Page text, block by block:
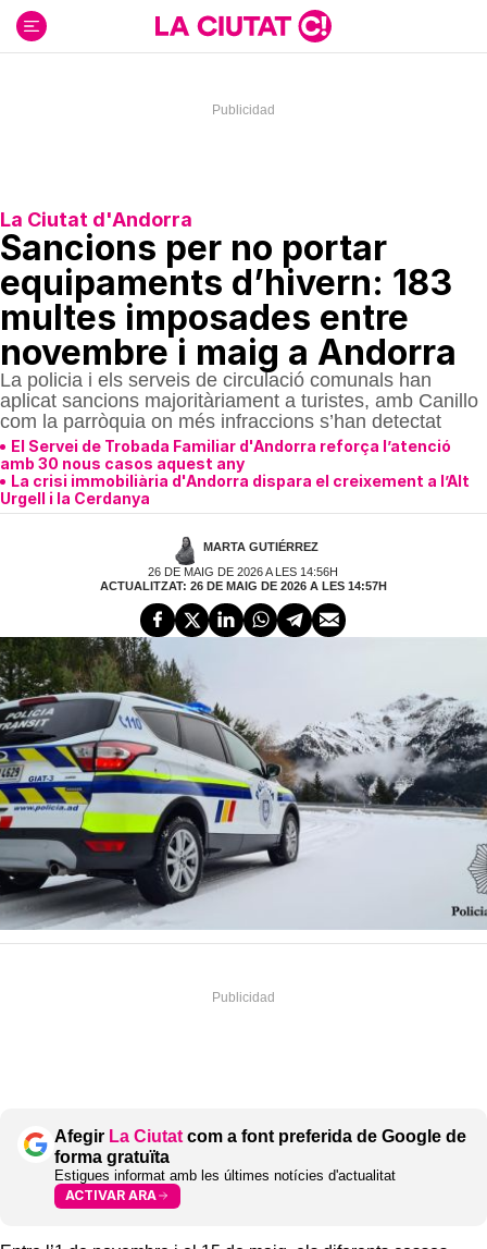
contenido
La Ciutat d'Andorra
Sancions per no portar
equipaments d’hivern: 183
multes imposades entre
novembre i maig a Andorra
La policia i els serveis de circulació comunals han
aplicat sancions majoritàriament a turistes, amb Canillo
com la parròquia on més infraccions s’han detectat
El Servei de Trobada Familiar d'Andorra reforça l’atenció
amb 30 nous casos aquest any
La crisi immobiliària d'Andorra dispara el creixement a l’Alt
Urgell i la Cerdanya
MARTA GUTIÉRREZ
26 DE MAIG DE 2026 A LES 14:56H
ACTUALITZAT: 26 DE MAIG DE 2026 A LES 14:57H
Afegir La Ciutat com a font preferida de Google de
forma gratuïta
Estigues informat amb les últimes notícies d'actualitat
ACTIVAR ARA